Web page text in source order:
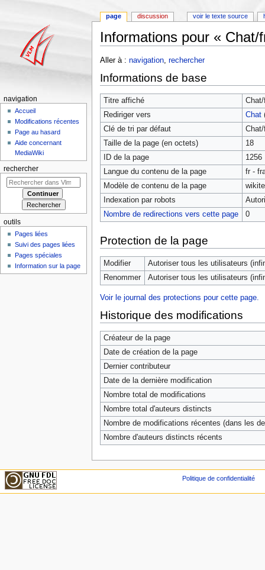
Informations pour « Chat/
Aller à : navigation, rechercher
Informations de base
Titre affiché
Chat/
Rediriger vers
Chat
Clé de tri par défaut
Chat/
Taille de la page (en octets)
18
ID de la page
1256
Langue du contenu de la page
fr -
Modèle de contenu de la page
Indexation par robots
Nombre de redirections vers cette page
0
Protection de la page
Modifier
Autoriser tous les utilisateurs
Renommer
Autoriser tous les utilisateurs
Voir le journal des protections pour cette page.
Historique des modifications
Créateur de la page
Date de création de la page
Dernier contributeur
Date de la dernière modification
Nombre total de modifications
Nombre total d'auteurs distincts
Nombre de modifications récentes (dans les
Nombre d'auteurs distincts récents
page discussion voir le texte source
navigation
Accueil
Modifications récentes
Page au hasard
Aide concernant
MediaWiki
rechercher
outils
Pages liées
Suivi des pages liées
Pages spéciales
Information sur la page
Politique de confidentialité